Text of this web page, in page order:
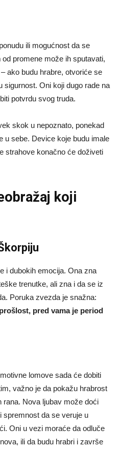
ili mogućnost da se
promene može ih sputavati,
ako budu hrabre, otvoriće se
sigurnost. Oni koji dugo rade na
potvrdu svog truda.
skok u nepoznato, ponekad
u sebe. Device koje budu imale
strahove konačno će doživeti
koji
i dubokih emocija. Ona zna
trenutke, ali zna i da se iz
Poruka zvezda je snažna:
pred vama je period
lomove sada će dobiti
važno je da pokažu hrabrost
rana. Nova ljubav može doći
spremnost da se veruje u
Oni u vezi moraće da odluče
ili da budu hrabri i završe